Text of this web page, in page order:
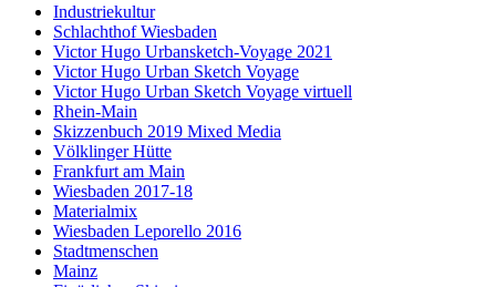
Industriekultur
Schlachthof Wiesbaden
Victor Hugo Urbansketch-Voyage 2021
Victor Hugo Urban Sketch Voyage
Victor Hugo Urban Sketch Voyage virtuell
Rhein-Main
Skizzenbuch 2019 Mixed Media
Völklinger Hütte
Frankfurt am Main
Wiesbaden 2017-18
Materialmix
Wiesbaden Leporello 2016
Stadtmenschen
Mainz